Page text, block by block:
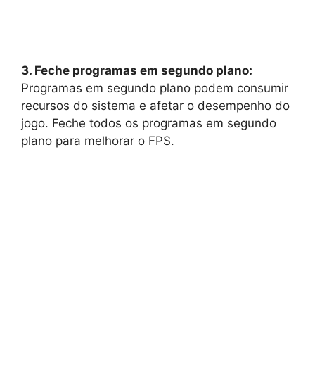
3. Feche programas em segundo plano:
Programas em segundo plano podem consumir
recursos do sistema e afetar o desempenho do
jogo. Feche todos os programas em segundo
plano para melhorar o FPS.